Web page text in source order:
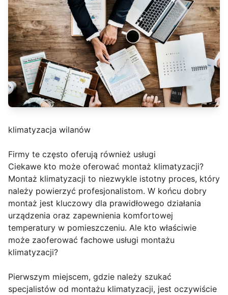
klimatyzacja wilanów
Firmy te często oferują również usługi
Ciekawe kto może oferować montaż klimatyzacji?
Montaż klimatyzacji to niezwykle istotny proces, który
należy powierzyć profesjonalistom. W końcu dobry
montaż jest kluczowy dla prawidłowego działania
urządzenia oraz zapewnienia komfortowej
temperatury w pomieszczeniu. Ale kto właściwie
może zaoferować fachowe usługi montażu
klimatyzacji?
Pierwszym miejscem, gdzie należy szukać
specjalistów od montażu klimatyzacji, jest oczywiście